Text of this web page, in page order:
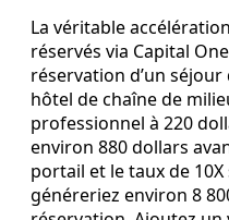
La véritable
réservés via Capital
réservation d’un
hôtel de chaîne de
professionnel à 220
environ 880 dollars
portail et le taux de
généreriez environ 8